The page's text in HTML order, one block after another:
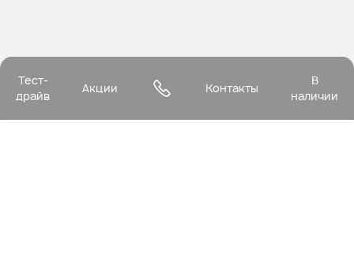
Тест-
драйв
Акции Контакты
В
наличии